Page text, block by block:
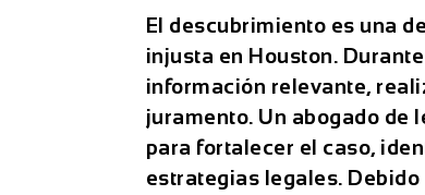
El descubrimiento es una
injusta en Houston.
información relevante,
juramento. Un abogado de
para fortalecer el caso,
estrategias legales.